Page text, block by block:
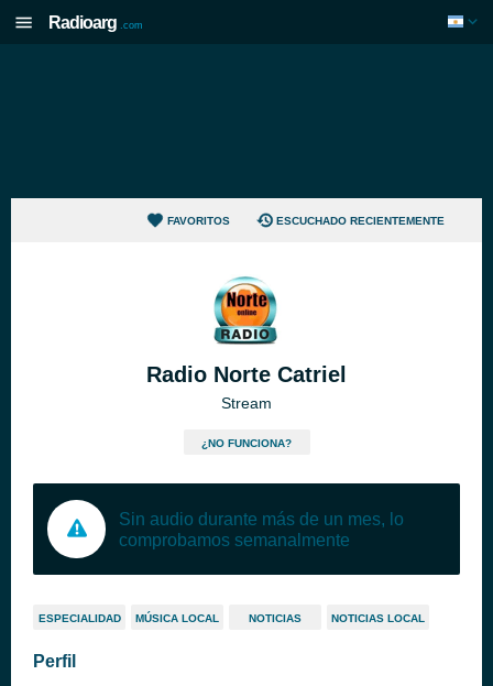
Radioarg .com
FAVORITOS ESCUCHADO RECIENTEMENTE
Radio Norte Catriel
Stream
¿NO FUNCIONA?
Sin audio durante más de un mes, lo
comprobamos semanalmente
ESPECIALIDAD MÚSICA LOCAL NOTICIAS NOTICIAS LOCAL
Perfil